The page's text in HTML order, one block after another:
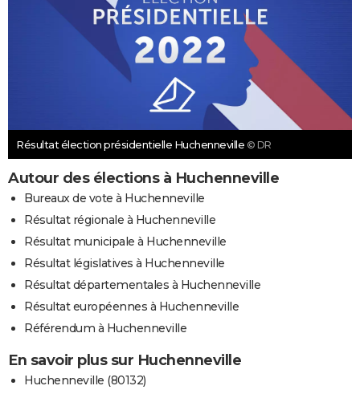
Résultat élection présidentielle Huchenneville © DR
Autour des élections à Huchenneville
Bureaux de vote à Huchenneville
Résultat régionale à Huchenneville
Résultat municipale à Huchenneville
Résultat législatives à Huchenneville
Résultat départementales à Huchenneville
Résultat européennes à Huchenneville
Référendum à Huchenneville
En savoir plus sur Huchenneville
Huchenneville (80132)